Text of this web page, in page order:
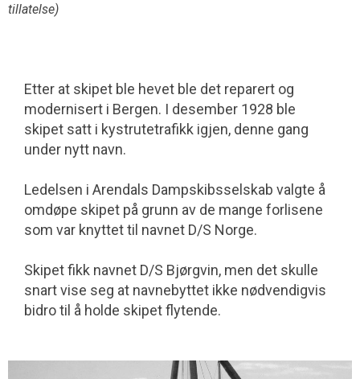
tillatelse)
Etter at skipet ble hevet ble det reparert og
modernisert i Bergen. I desember 1928 ble
skipet satt i kystrutetrafikk igjen, denne gang
under nytt navn.
Ledelsen i Arendals Dampskibsselskab valgte å
omdøpe skipet på grunn av de mange forlisene
som var knyttet til navnet D/S Norge.
Skipet fikk navnet D/S Bjørgvin, men det skulle
snart vise seg at navnebyttet ikke nødvendigvis
bidro til å holde skipet flytende.